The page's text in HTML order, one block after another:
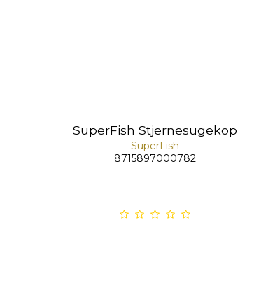
SuperFish Stjernesugekop
SuperFish
8715897000782